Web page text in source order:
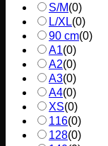
S/M(0)
L/XL(0)
90 cm(0)
A1(0)
A2(0)
A3(0)
A4(0)
XS(0)
116(0)
128(0)